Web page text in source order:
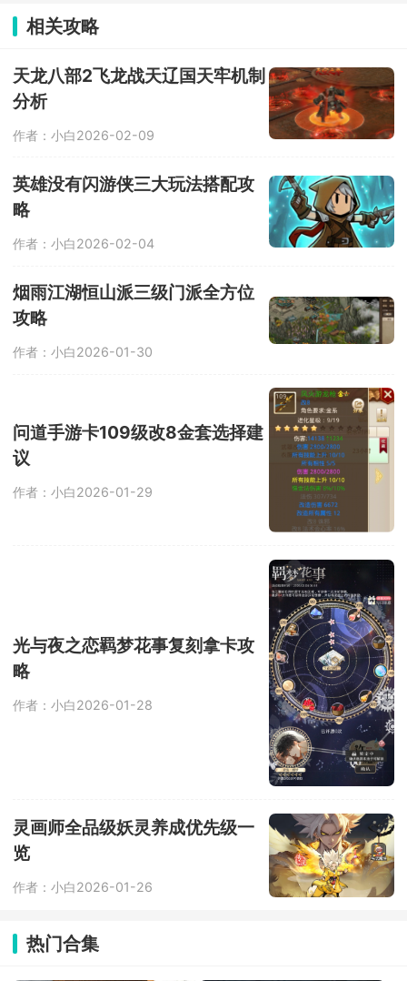
尸、怨灵僵尸等特色中国僵尸，搭配6
大经典关卡，带来全新游戏体验。玩法
城关卡、生存模式、无尽模式等挑战。
内置冒险、迷你等五大趣味小游戏，逐
步提升玩家策略布局能力，最终迎战终
相关攻略
天龙八部2飞龙战天辽国天牢机制
分析
作者：小白2026-02-09
英雄没有闪游侠三大玩法搭配攻
略
作者：小白2026-02-04
烟雨江湖恒山派三级门派全方位
攻略
作者：小白2026-01-30
问道手游卡109级改8金套选择建
议
作者：小白2026-01-29
光与夜之恋羁梦花事复刻拿卡攻
略
作者：小白2026-01-28
灵画师全品级妖灵养成优先级一
览
作者：小白2026-01-26
热门合集